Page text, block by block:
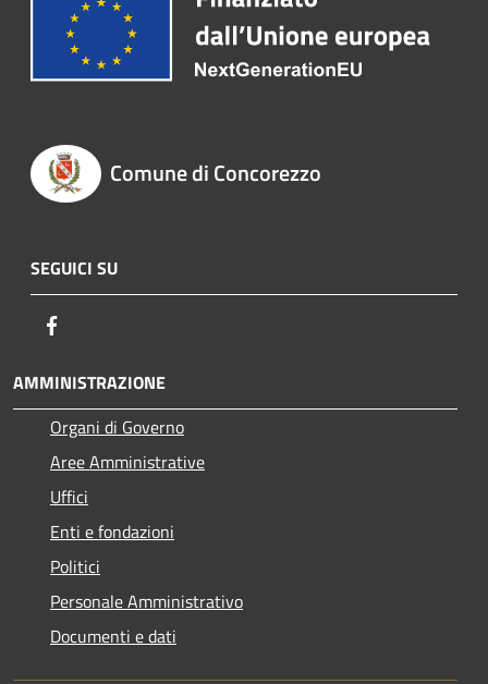
Comune di Concorezzo
SEGUICI SU
AMMINISTRAZIONE
Organi di Governo
Aree Amministrative
Uffici
Enti e fondazioni
Politici
Personale Amministrativo
Documenti e dati